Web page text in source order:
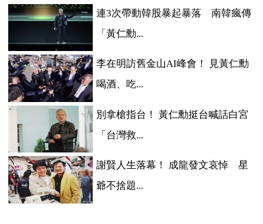
連3次帶動韓股暴起暴落 南韓瘋傳
「黃仁勳...
李在明訪舊金山AI峰會！ 見黃仁勳
喝酒、吃...
別拿槍指台！ 黃仁勳挺台喊話白宮
「台灣救...
謝賢人生落幕！ 成龍發文哀悼 星
爺不捨題...